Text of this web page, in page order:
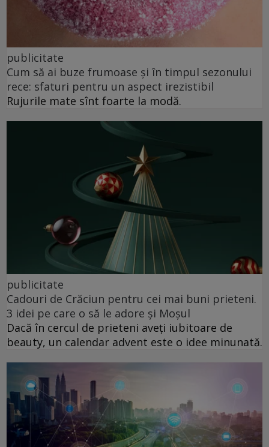
publicitate
Cum să ai buze frumoase şi în timpul sezonului
rece: sfaturi pentru un aspect irezistibil
Rujurile mate sînt foarte la modă.
publicitate
Cadouri de Crăciun pentru cei mai buni prieteni.
3 idei pe care o să le adore și Moșul
Dacă în cercul de prieteni aveți iubitoare de
beauty, un calendar advent este o idee minunată.